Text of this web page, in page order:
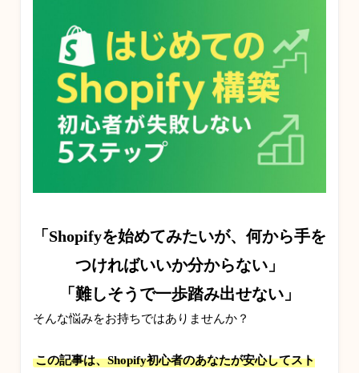
「Shopifyを始めてみたいが、何から手を
つければいいか分からない」
「難しそうで一歩踏み出せない」
そんな悩みをお持ちではありませんか？
この記事は、Shopify初心者のあなたが安心してスト